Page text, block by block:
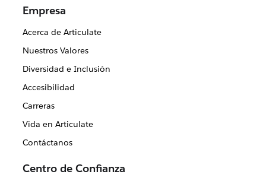
Empresa
Acerca de Articulate
Nuestros Valores
Diversidad e Inclusión
Accesibilidad
Carreras
Vida en Articulate
Contáctanos
Centro de Confianza